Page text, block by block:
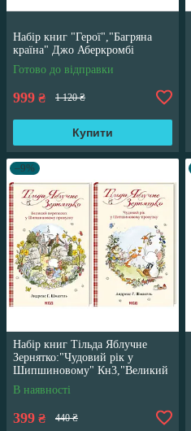
Набір книг "Герої","Багряна
країна" Джо Аберкромбі
Готово до відправки
999 ₴ 1 120 ₴
Купити
–9%
Набір книг Тільда Яблучне
Зернятко:"Чудовий рік у
Шипшиновому" Кн3,"Великий
переполох" Кн 4
В наявності
399 ₴ 440 ₴